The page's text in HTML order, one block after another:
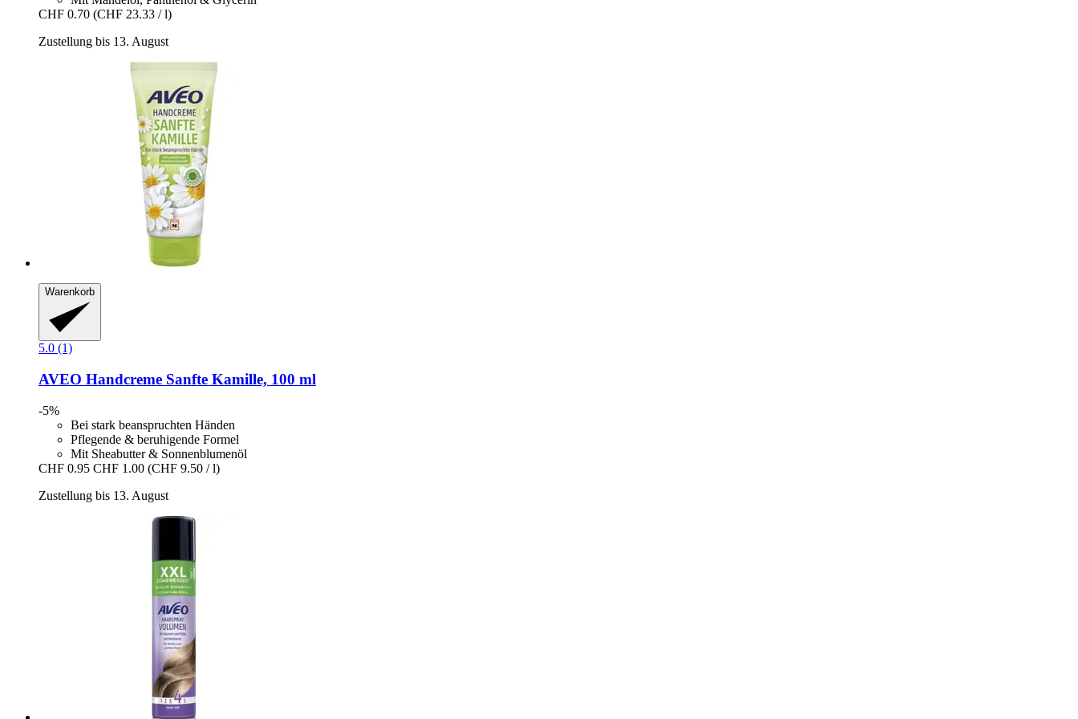
CHF 0.70 (CHF 23.33 / l)
Zustellung bis 13. August
Warenkorb
5.0 (1)
AVEO Handcreme Sanfte Kamille, 100 ml
-5%
Bei stark beanspruchten Händen
Pflegende & beruhigende Formel
Mit Sheabutter & Sonnenblumenöl
CHF 0.95 CHF 1.00 (CHF 9.50 / l)
Zustellung bis 13. August